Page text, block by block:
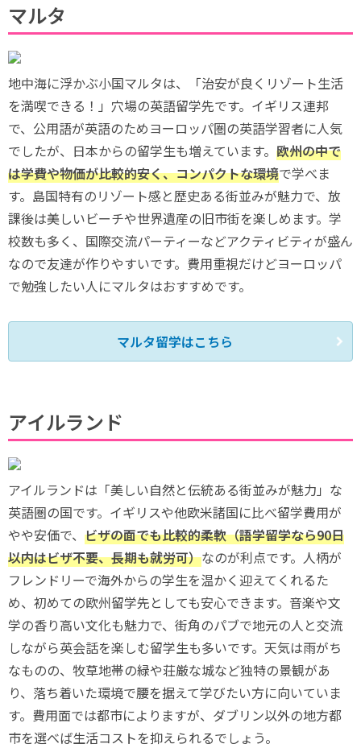
マルタ
地中海に浮かぶ小国マルタは、「治安が良くリゾート生活
を満喫できる！」穴場の英語留学先です。イギリス連邦
で、公用語が英語のためヨーロッパ圏の英語学習者に人気
でしたが、日本からの留学生も増えています。 欧州の中で
は学費や物価が比較的安く、コンパクトな環境で学べま
す。島国特有のリゾート感と歴史ある街並みが魅力で、放
課後は美しいビーチや世界遺産の旧市街を楽しめます。学
校数も多く、国際交流パーティーなどアクティビティが盛ん
なので友達が作りやすいです。費用重視だけどヨーロッパ
で勉強したい人にマルタはおすすめです。
マルタ留学はこちら
アイルランド
アイルランドは「美しい自然と伝統ある街並みが魅力」な
英語圏の国です。イギリスや他欧米諸国に比べ留学費用が
やや安価で、 ビザの面でも比較的柔軟（語学留学なら90日
以内はビザ不要、長期も就労可）なのが利点です。人柄が
フレンドリーで海外からの学生を温かく迎えてくれるた
め、初めての欧州留学先としても安心できます。音楽や文
学の香り高い文化も魅力で、街角のパブで地元の人と交流
しながら英会話を楽しむ留学生も多いです。天気は雨がち
なものの、牧草地帯の緑や荘厳な城など独特の景観があ
り、落ち着いた環境で腰を据えて学びたい方に向いていま
す。費用面では都市によりますが、ダブリン以外の地方都
市を選べば生活コストを抑えられるでしょう。